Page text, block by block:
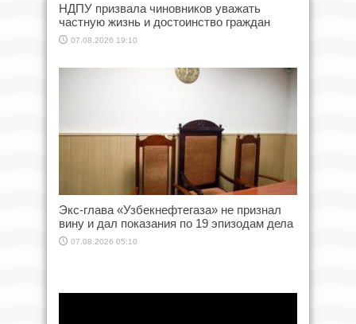
НДПУ призвала чиновников уважать
частную жизнь и достоинство граждан
07.08.2026 19:10
Экс-глава «Узбекнефтегаза» не признал
вину и дал показания по 19 эпизодам дела
07.08.2026 05:10